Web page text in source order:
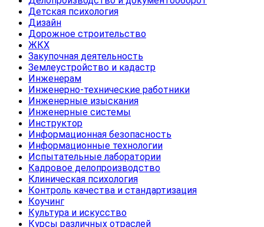
Детская психология
Дизайн
Дорожное строительство
ЖКХ
Закупочная деятельность
Землеустройство и кадастр
Инженерам
Инженерно-технические работники
Инженерные изыскания
Инженерные системы
Инструктор
Информационная безопасность
Информационные технологии
Испытательные лаборатории
Кадровое делопроизводство
Клиническая психология
Контроль качества и стандартизация
Коучинг
Культура и искусство
Курсы различных отраслей